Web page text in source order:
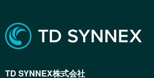
TD SYNNEX株式会社